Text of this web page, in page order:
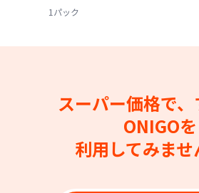
1パック
スーパー価格で、
ONIGOを
利用してみませ